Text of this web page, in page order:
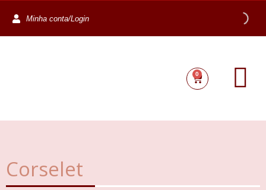
Minha conta/Login
0
Corselet